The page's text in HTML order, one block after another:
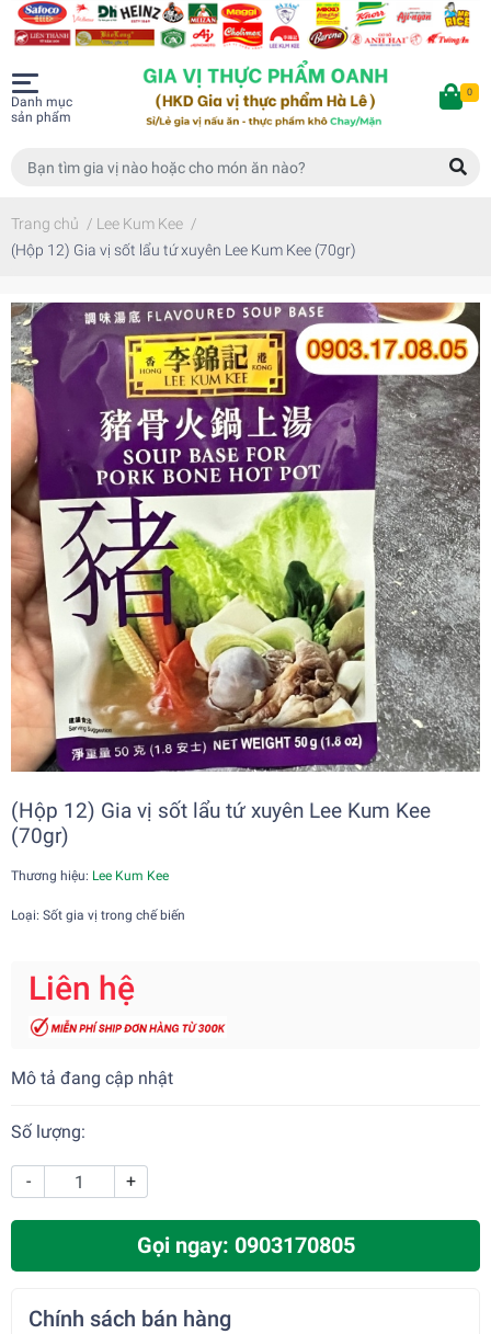
Danh mục
sản phẩm
0
Trang chủ / Lee Kum Kee /
(Hộp 12) Gia vị sốt lẩu tứ xuyên Lee Kum Kee (70gr)
(Hộp 12) Gia vị sốt lẩu tứ xuyên Lee Kum Kee
(70gr)
Thương hiệu: Lee Kum Kee
Loại: Sốt gia vị trong chế biến
Liên hệ
Mô tả đang cập nhật
Số lượng:
- +
Gọi ngay: 0903170805
Chính sách bán hàng